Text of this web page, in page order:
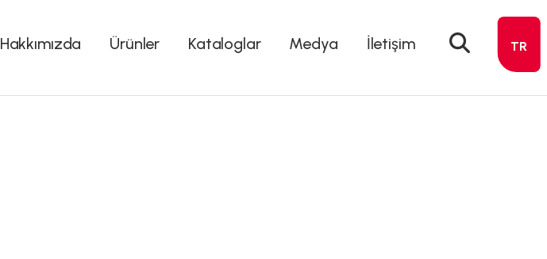
Hakkımızda Ürünler Kataloglar Medya İletişim TR